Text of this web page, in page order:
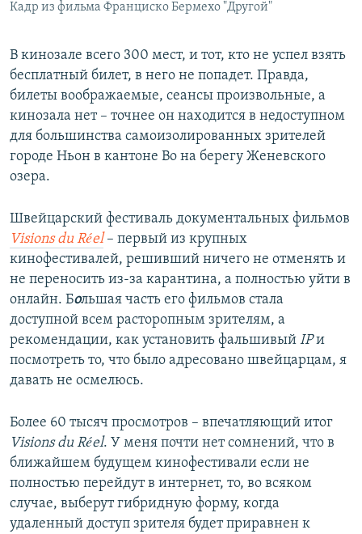
Все сайты РСЕ/РС
Кадр из фильма Франциско Бермехо "Другой"
В кинозале всего 300 мест, и тот, кто не успел взять
бесплатный билет, в него не попадет. Правда,
билеты воображаемые, сеансы произвольные, а
кинозала нет – точнее он находится в недоступном
для большинства самоизолированных зрителей
городе Ньон в кантоне Во на берегу Женевского
озера.
Швейцарский фестиваль документальных фильмов
Visions du Réel– первый из крупных
кинофестивалей, решивший ничего не отменять и
не переносить из-за карантина, а полностью уйти в
онлайн. Большая часть его фильмов стала
доступной всем расторопным зрителям, а
рекомендации, как установить фальшивый IPи
посмотреть то, что было адресовано швейцарцам, я
давать не осмелюсь.
Более 60 тысяч просмотров – впечатляющий итог
Visions du Réel. У меня почти нет сомнений, что в
ближайшем будущем кинофестивали если не
полностью перейдут в интернет, то, во всяком
случае, выберут гибридную форму, когда
удаленный доступ зрителя будет приравнен к